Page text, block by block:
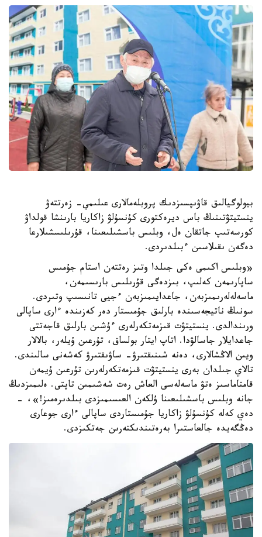
بيولوگيالىق قاۋىپسىزدىك پروبلەمالارى عىلىمي- زەرتتەۋ
ينستيتۋتىنىڭ باس ديرەكتورى كۇنسۇلۋ زاكاريا بارىنشا قولداۋ
كورسەتىپ جاتقان ەل، وبلىس باسشىلىعىنا، قۇرىلىسشىلارعا
دەگەن ىقىلاسىن ءبىلدىردى.
«وبلىس اكىمى ەكى جىلدا وتىز رەتتەن استام جۇمىس
ساپارىمەن كەلىپ، بىزدەگى قۇرىلىس بارىسىمەن،
ماسەلەلەرىمىزبەن، جاعدايىمىزبەن ءجيى تانىسىپ وتىردى.
سونىڭ ناتيجەسىندە بارلىق جۇمىستار دەر كەزىندە ءارى ساپالى
ورىندالدى. ينستيتۋت قىزمەتكەرلەرى ءۇشىن بارلىق قاجەتتى
جاعدايلار جاسالۋدا. اتاپ ايتار بولساق، تۇرعىن ۇيلەر، بالالار
ويىن الاڭشالارى، دەنە شىنىقتىرۋ- ساۋىقتىرۋ كەشەنى سالىندى.
تالاي جىلدان بەرى ينستيتۋت قىزمەتكەرلەرىن تۇرعىن ۇيمەن
قامتاماسىز ەتۋ ماسەلەسى العاش رەت شەشىمىن تاپتى. ەلىمىزدىڭ
جانە وبلىس باسشىلىعىنا ۇلكەن العىسىمىزدى بىلدىرەمىز!»، -
دەي كەلە كۇنسۇلۋ زاكاريا جۇمىستاردى ساپالى ءارى جوعارى
دەڭگەيدە جالعاستىرا بەرەتىندىكتەرىن جەتكىزدى.